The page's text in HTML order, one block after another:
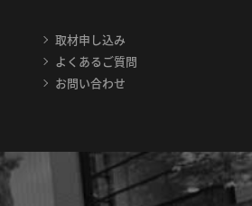
取材申し込み
よくあるご質問
お問い合わせ